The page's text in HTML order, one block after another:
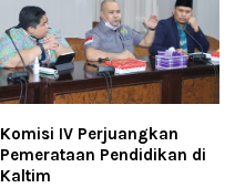
Komisi IV Perjuangkan
Pemerataan Pendidikan di
Kaltim